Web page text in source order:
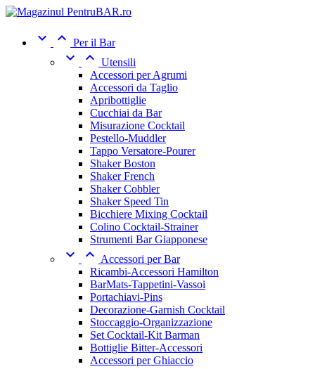
  Per il Bar
  Utensili
Accessori per Agrumi
Accessori da Taglio
Apribottiglie
Cucchiai da Bar
Misurazione Cocktail
Pestello-Muddler
Tappo Versatore-Pourer
Shaker Boston
Shaker French
Shaker Cobbler
Shaker Speed Tin
Bicchiere Mixing Cocktail
Colino Cocktail-Strainer
Strumenti Bar Giapponese
  Accessori per Bar
Ricambi-Accessori Hamilton
BarMats-Tappetini-Vassoi
Portachiavi-Pins
Decorazione-Garnish Cocktail
Stoccaggio-Organizzazione
Set Cocktail-Kit Barman
Bottiglie Bitter-Accessori
Accessori per Ghiaccio